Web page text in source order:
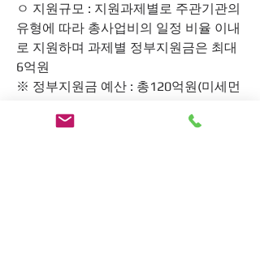
ㅇ 지원규모 : 지원과제별로 주관기관의
유형에 따라 총사업비의 일정 비율 이내
로 지원하며 과제별 정부지원금은 최대
6억원
※ 정부지원금 예산 : 총120억원(미세먼
- 과제별 총사업비 구성